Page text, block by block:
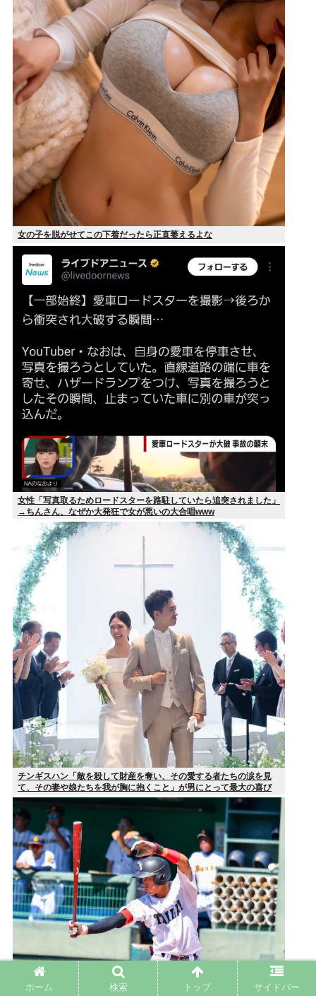
女の子を脱がせてこの下着だったら正直萎えるよな
女性「写真取るためロードスターを路駐していたら追突されました」
→ちんさん、なぜか大発狂で女が悪いの大合唱www
チンギスハン「敵を殺して財産を奪い、その愛する者たちの涙を見
て、その妻や娘たちを我が胸に抱くこと」が男にとって最大の喜び
だ」
ホーム 検索 トップ サイドバー